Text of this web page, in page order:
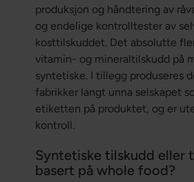
produksjon og håndtering av
og endelige kontrolltester av
kosttilskuddet. Det absolutte
vitamin- og mineraltilskudd på
syntetiske. I tillegg produseres
fabrikker langt unna selskapet
etiketten på produktet, og er
kontroll.
Syntetiske tilskudd eller
basert på whole food?